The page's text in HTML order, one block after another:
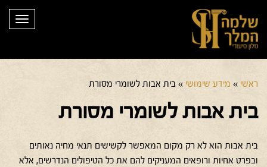
תפריט
ראשי » מידע שימושי » בית אבות לשומרי מסורת
בית אבות לשומרי מסורת
בית אבות הוא לא רק מקום המאפשר לקשישים תנאי מחיה נאותים
ובפרט אחיות ורופאים המעניקים להם את כל הטיפולים הנדרשים, אלא